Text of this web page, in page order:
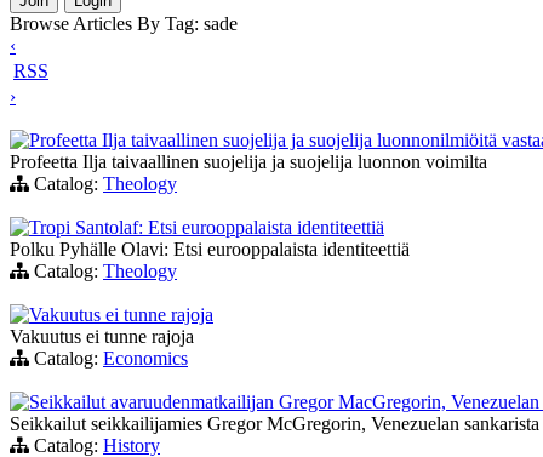
Browse Articles By Tag: sade
‹
RSS
›
Profeetta Ilja taivaallinen suojelija ja suojelija luonnonilmiöitä
Profeetta Ilja taivaallinen suojelija ja suojelija luonnon voimilta
Catalog: Theology
Tropi Santolaf: Etsi eurooppalaista identiteettiä
Polku Pyhälle Olavi: Etsi eurooppalaista identiteettiä
Catalog: Theology
Vakuutus ei tunne rajoja
Vakuutus ei tunne rajoja
Catalog: Economics
Seikkailut avaruudenmatkailijan Gregor MacGregorin, Venezuelan
Seikkailut seikkailijamies Gregor McGregorin, Venezuelan sankarista
Catalog: History